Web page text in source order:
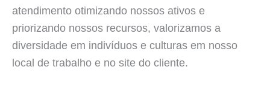
atendimento otimizando nossos ativos e
priorizando nossos recursos, valorizamos a
diversidade em indivíduos e culturas em nosso
local de trabalho e no site do cliente.